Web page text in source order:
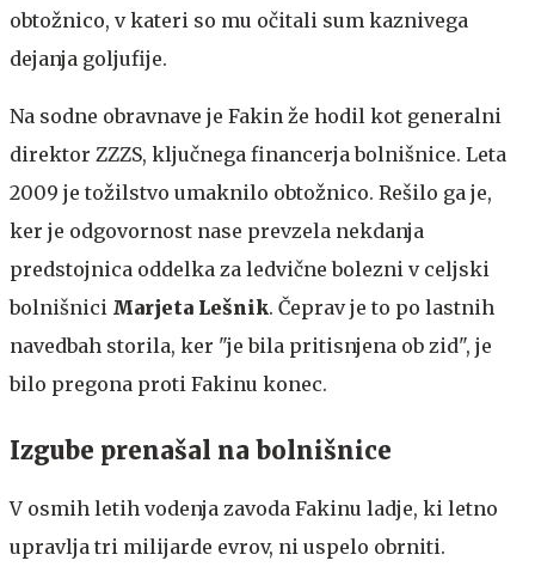
obtožnico, v kateri so mu očitali sum kaznivega
dejanja goljufije.
Na sodne obravnave je Fakin že hodil kot generalni
direktor ZZZS, ključnega financerja bolnišnice. Leta
2009 je tožilstvo umaknilo obtožnico. Rešilo ga je,
ker je odgovornost nase prevzela nekdanja
predstojnica oddelka za ledvične bolezni v celjski
bolnišnici Marjeta Lešnik. Čeprav je to po lastnih
navedbah storila, ker "je bila pritisnjena ob zid", je
bilo pregona proti Fakinu konec.
Izgube prenašal na bolnišnice
V osmih letih vodenja zavoda Fakinu ladje, ki letno
upravlja tri milijarde evrov, ni uspelo obrniti.